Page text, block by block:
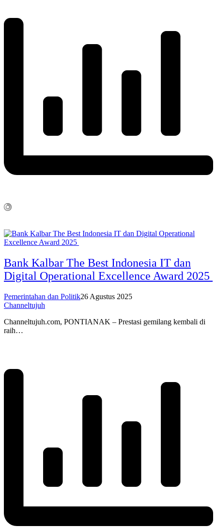
Bank Kalbar The Best Indonesia IT dan
Digital Operational Excellence Award 2025
Pemerintahan dan Politik26 Agustus 2025
Channeltujuh
Channeltujuh.com, PONTIANAK – Prestasi gemilang kembali di
raih…